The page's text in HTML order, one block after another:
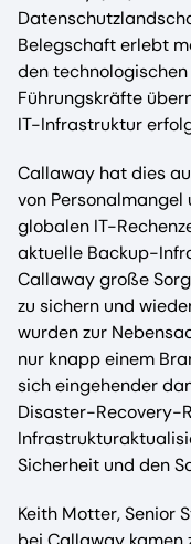
Belegschaft erlebt
den
Führungskräfte
IT-Infrastruktur
Callaway hat dies
von Personalmangel
globalen IT-
aktuelle Backup-
Callaway große
zu sichern und
wurden zur
nur knapp einem
sich eingehender
Disaster-Recovery-
Sicherheit und den
Keith Motter, Senior